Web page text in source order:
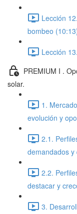
Lección
bombeo
Lección
PREMIUM I .
solar.
1.
evolución y
2.1.
demandados
2.2.
destacar y
3.